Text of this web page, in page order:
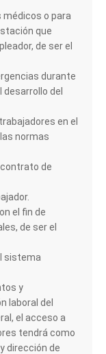
o para
que
de ser el
durante
del
en el
normas
de
el fin de
de ser el
sistema
y
laboral del
el acceso a
tendrá como
dirección de